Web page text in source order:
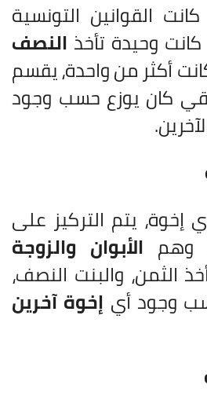
سنة 1959، كانت القوانين التونسية
وحيدة تأخذ النصف
أكثر من واحدة، يقسم
كان يوزع حسب وجود
إخوة، يتم التركيز على
وهم الأبوان والزوجة
الثمن، والبنت النصف،
وجود أي إخوة آخرين